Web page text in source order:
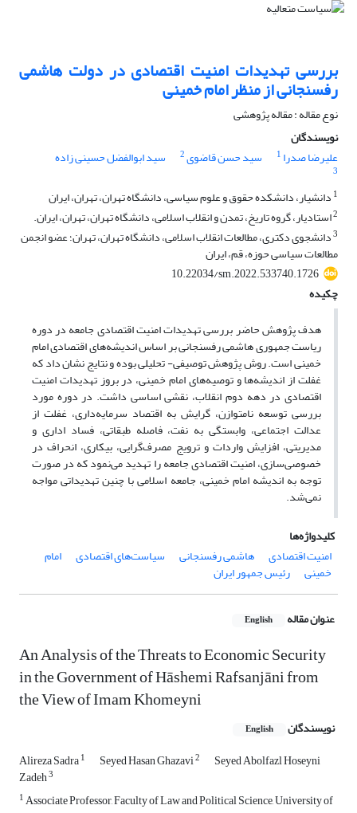
بررسی تهدیدات امنیت اقتصادی در دولت هاشمی
رفسنجانی از منظر امام خمینی
نوع مقاله : مقاله پژوهشی
نویسندگان
علیرضا صدرا 1 سید حسن قاضوی2 سید ابوالفضل حسینی زاده
3
1 دانشیار، دانشکده حقوق و علوم سیاسی، دانشگاه تهران، تهران، ایران
2استادیار، گروه تاریخ، تمدن و انقلاب اسلامی، دانشگاه تهران، تهران، ایران.
3دانشجوی دکتری، مطالعات انقلاب اسلامی، دانشگاه تهران، تهران؛ عضو انجمن
مطالعات سیاسی حوزه، قم، ایران
10.22034/sm.2022.533740.1726
چکیده
هدف پژوهش حاضر بررسی تهدیدات امنیت اقتصادی جامعه در دوره
ریاست جمهوری هاشمی رفسنجانی بر اساس اندیشه‌‌های اقتصادی امام
خمینی است. روش پژوهش توصیفی- تحلیلی بوده و نتایج نشان داد که
غفلت از اندیشه‌‌ها و توصیه‌های امام خمینی، در بروز تهدیدات امنیت
اقتصادی در دهه دوم انقلاب، نقشی اساسی داشت. در دوره مورد
بررسی توسعه نامتوازن، گرایش به اقتصاد سرمایه‌‌داری، غفلت از
عدالت اجتماعی، وابستگی به نفت، فاصله طبقاتی، فساد اداری و
مدیریتی، افزایش واردات و ترویج مصرف‌‌گرایی، بیکاری، انحراف در
خصوصی‌‌سازی، امنیت اقتصادی جامعه را تهدید می‌نمود که در صورت
توجه به اندیشه امام خمینی، جامعه اسلامی با چنین تهدیداتی مواجه
نمی‌‌شد.
کلیدواژه‌ها
امنیت اقتصادی
هاشمی رفسنجانی سیاست‌های اقتصادی امام
خمینی رئیس جمهور ایران
عنوان مقاله English
An Analysis of the Threats to Economic Security
in the Government of Hāshemi Rafsanjāni from
the View of Imam Khomeyni
نویسندگان English
Alireza Sadra1 Seyed Hasan Ghazavi2 Seyed Abolfazl Hoseyni
Zadeh3
1Associate Professor, Faculty of Law and Political Science, University of